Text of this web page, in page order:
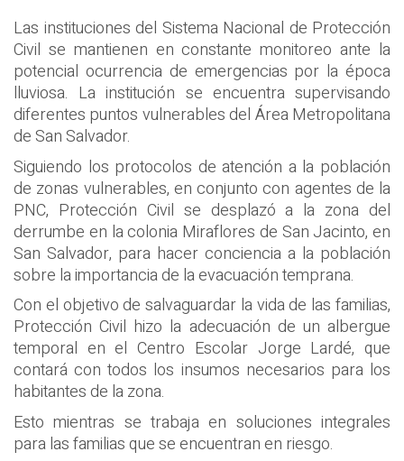
Las instituciones del Sistema Nacional de Protección
Civil se mantienen en constante monitoreo ante la
potencial ocurrencia de emergencias por la época
lluviosa. La institución se encuentra supervisando
diferentes puntos vulnerables del Área Metropolitana
de San Salvador.
Siguiendo los protocolos de atención a la población
de zonas vulnerables, en conjunto con agentes de la
PNC, Protección Civil se desplazó a la zona del
derrumbe en la colonia Miraflores de San Jacinto, en
San Salvador, para hacer conciencia a la población
sobre la importancia de la evacuación temprana.
Con el objetivo de salvaguardar la vida de las familias,
Protección Civil hizo la adecuación de un albergue
temporal en el Centro Escolar Jorge Lardé, que
contará con todos los insumos necesarios para los
habitantes de la zona.
Esto mientras se trabaja en soluciones integrales
para las familias que se encuentran en riesgo.